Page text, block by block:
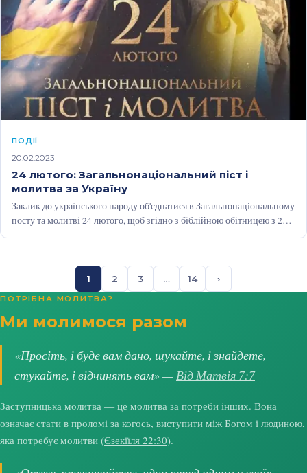
ПОДІЇ
20.02.2023
24 лютого: Загальнонаціональний піст і
молитва за Україну
Заклик до українського народу об'єднатися в Загальнонаціональному
посту та молитві 24 лютого, щоб згідно з біблійною обітницею з 2
Хронік…
1 2 3 … 14 ›
ПОТРІБНА МОЛИТВА?
Ми молимося разом
«Просіть, і буде вам дано, шукайте, і знайдете,
стукайте, і відчинять вам» —Від Матвія 7:7
Заступницька молитва — це молитва за потреби інших. Вона
означає стати в проломі за когось, виступити між Богом і людиною,
яка потребує молитви (Єзекіїля 22:30).